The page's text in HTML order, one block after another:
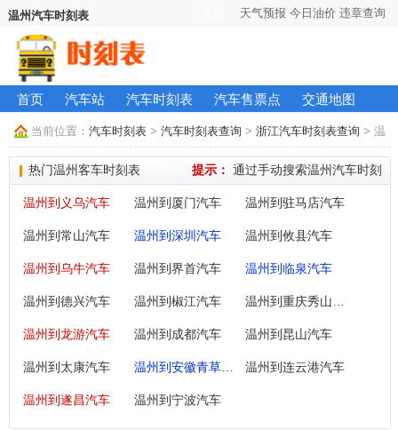
温州汽车时刻表 天气预报 今日油价 违章查询
首页 汽车站 汽车时刻表 汽车售票点 交通地图
当前位置： 汽车时刻表 > 汽车时刻表查询 > 浙江汽车时刻表查询 > 温
州长途汽车时刻表及票价查询
热门温州客车时刻表 提示： 通过手动搜索温州汽车时刻
温州到义乌汽车 温州到厦门汽车 温州到驻马店汽车
温州到常山汽车 温州到深圳汽车 温州到攸县汽车
温州到乌牛汽车 温州到界首汽车 温州到临泉汽车
温州到德兴汽车 温州到椒江汽车
温州到龙游汽车 温州到成都汽车 温州到昆山汽车
温州到太康汽车 温州到连云港汽车
温州到遂昌汽车 温州到宁波汽车